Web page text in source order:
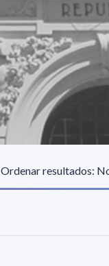
Ordenar resultados: